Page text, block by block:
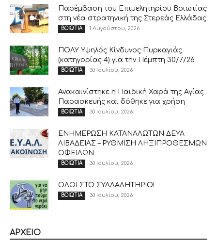
Παρέμβαση του Επιμελητηρίου Βοιωτίας
στη νέα στρατηγική της Στερεάς Ελλάδας
ΒΟΙΩΤΙΑ 1 Αυγούστου, 2026
ΠΟΛΥ Υψηλός Κίνδυνος Πυρκαγιάς
(κατηγορίας 4) για την Πέμπτη 30/7/26
ΒΟΙΩΤΙΑ 30 Ιουλίου, 2026
Ανακαινίστηκε η Παιδική Χαρά της Αγίας
Παρασκευής και δόθηκε για χρήση
ΒΟΙΩΤΙΑ 30 Ιουλίου, 2026
ΕΝΗΜΕΡΩΣΗ ΚΑΤΑΝΑΛΩΤΩΝ ΔΕΥΑ
ΛΙΒΑΔΕΙΑΣ – ΡΥΘΜΙΣΗ ΛΗΞΙΠΡΟΘΕΣΜΩΝ
ΟΦΕΙΛΩΝ
ΒΟΙΩΤΙΑ 30 Ιουλίου, 2026
ΟΛΟΙ ΣΤΟ ΣΥΛΛΑΛΗΤΗΡΙΟ!
ΒΟΙΩΤΙΑ 30 Ιουλίου, 2026
ΑΡΧΕΙΟ